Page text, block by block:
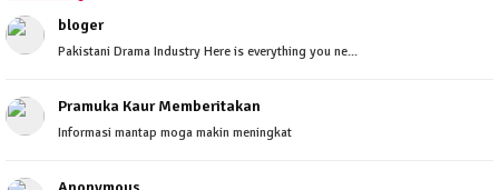
bloger
Pakistani Drama Industry Here is everything you ne...
Pramuka Kaur Memberitakan
Informasi mantap moga makin meningkat